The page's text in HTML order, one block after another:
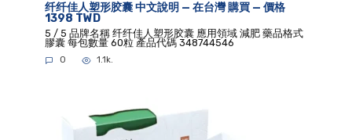
纤纤佳人塑形胶囊 中文說明 — 在台灣 購買 — 價格
1398 TWD
5 / 5 品牌名稱 纤纤佳人塑形胶囊 應用領域 減肥 藥品格式
膠囊 每包數量 60粒 產品代碼 348744546
0 1.1k.